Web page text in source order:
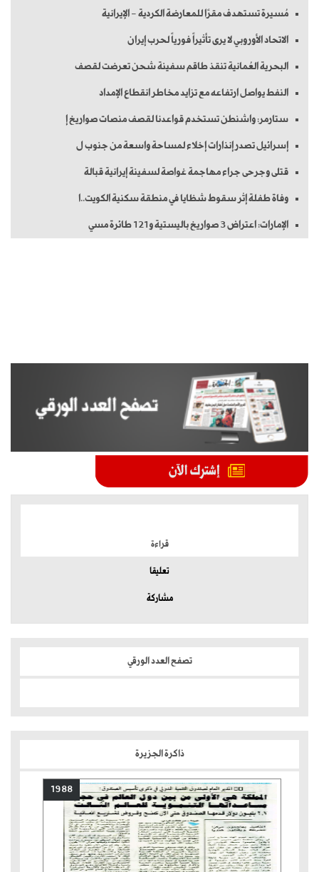
مُسيرة تستهدف مقرًا للمعارضة الكردية - الإيرانية
الاتحاد الأوروبي لا يرى تأثيراً فورياً لحرب إيران
البحرية العُمانية تنقذ طاقم سفينة شحن تعرضت لقصف
النفط يواصل ارتفاعه مع تزايد مخاطر انقطاع الإمداد
ستارمر: واشنطن تستخدم قواعدنا لقصف منصات صواريخ إ
إسرائيل تصدر إنذارات إخلاء لمساحة واسعة من جنوب ل
قتلى وجرحى جراء مهاجمة غواصة لسفينة إيرانية قبالة
وفاة طفلة إثر سقوط شظايا في منطقة سكنية الكويت..ا
الإمارات: اعتراض 3 صواريخ باليستية و121 طائرة مسي
قراءة
تعليقا
مشاركة
تصفح العدد الورقي
ذاكرة الجزيرة
1988